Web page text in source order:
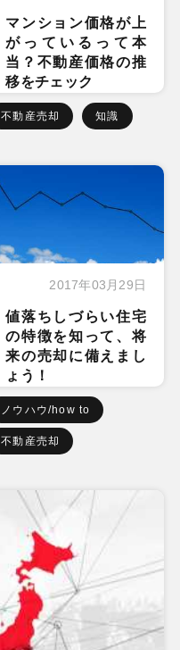
マンション価格が上
がっているって本
当？不動産価格の推
移をチェック
不動産売却 知識
2017年03月29日
値落ちしづらい住宅
の特徴を知って、将
来の売却に備えまし
ょう！
ノウハウ/how to
不動産売却